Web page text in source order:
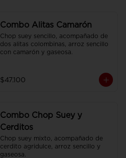
Combo Alitas Camarón
Chop suey sencillo, acompañado de
dos alitas colombinas, arroz sencillo
con camarón y gaseosa.
$47.100
Combo Chop Suey y
Cerditos
Chop suey mixto, acompañado de
cerdito agridulce, arroz sencillo y
gaseosa.